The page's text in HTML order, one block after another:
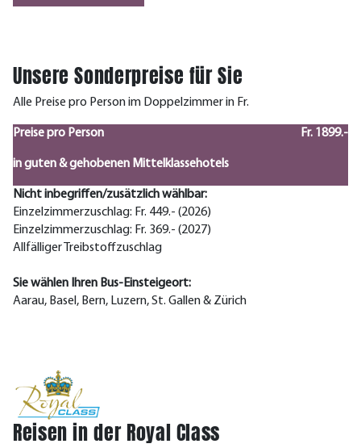
Unsere Sonderpreise für Sie
Alle Preise pro Person im Doppelzimmer in Fr.
Preise pro Person Fr. 1899.-
in guten & gehobenen Mittelklassehotels
Nicht inbegriffen/zusätzlich wählbar:
Einzelzimmerzuschlag: Fr. 449.- (2026)
Einzelzimmerzuschlag: Fr. 369.- (2027)
Allfälliger Treibstoffzuschlag
Sie wählen Ihren Bus-Einsteigeort:
Aarau, Basel, Bern, Luzern, St. Gallen & Zürich
Reisen in der Royal Class